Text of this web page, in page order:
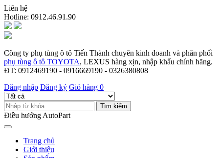
Liên hệ
Hotline: 0912.46.91.90
Công ty phụ tùng ô tô Tiến Thành chuyên kinh doanh và phân phối
phụ tùng ô tô TOYOTA, LEXUS hàng xịn, nhập khẩu chính hãng.
ĐT: 0912469190 - 0916669190 - 0326380808
Đăng nhập Đăng ký Giỏ hàng 0
Tìm kiếm
Điều hướng AutoPart
Trang chủ
Giới thiệu